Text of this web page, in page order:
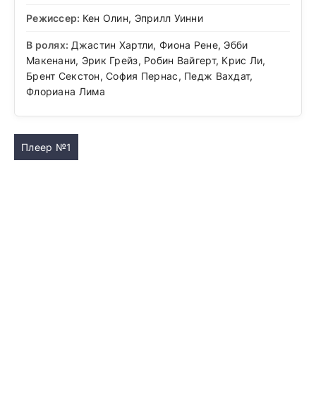
Режиссер: Кен Олин, Эприлл Уинни
В ролях: Джастин Хартли, Фиона Рене, Эбби
Макенани, Эрик Грейз, Робин Вайгерт, Крис Ли,
Брент Секстон, София Пернас, Педж Вахдат,
Флориана Лима
Плеер №1